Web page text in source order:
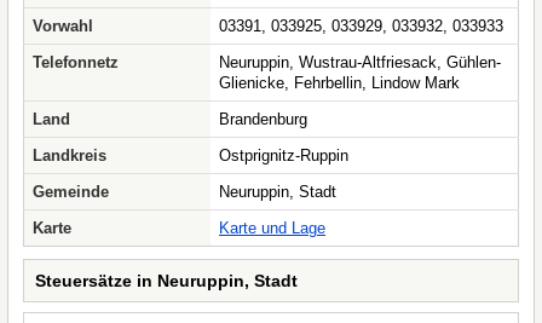
Vorwahl
03391, 033925, 033929, 033932, 033933
Telefonnetz
Neuruppin, Wustrau-Altfriesack, Gühlen-
Glienicke, Fehrbellin, Lindow Mark
Land
Brandenburg
Landkreis
Ostprignitz-Ruppin
Gemeinde
Neuruppin, Stadt
Karte
Karte und Lage
Steuersätze in Neuruppin, Stadt